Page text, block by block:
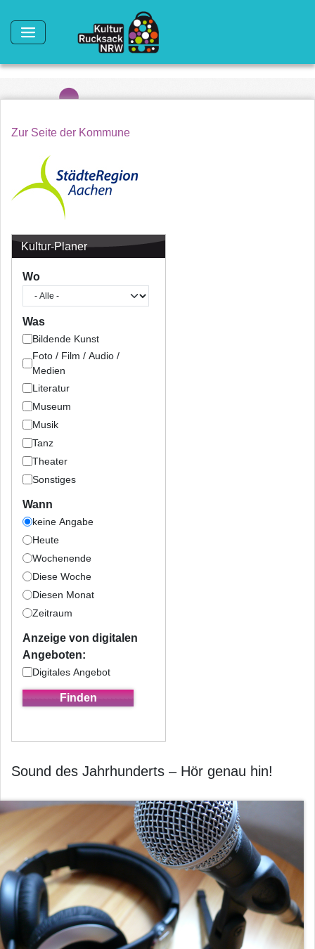
Zur Seite der Kommune
Kultur-Planer
Wo
Was
Bildende Kunst
Foto / Film / Audio /
Medien
Literatur
Museum
Musik
Tanz
Theater
Sonstiges
Wann
keine Angabe
Heute
Wochenende
Diese Woche
Diesen Monat
Zeitraum
Anzeige von digitalen
Angeboten:
Digitales Angebot
Sound des Jahrhunderts – Hör genau hin!